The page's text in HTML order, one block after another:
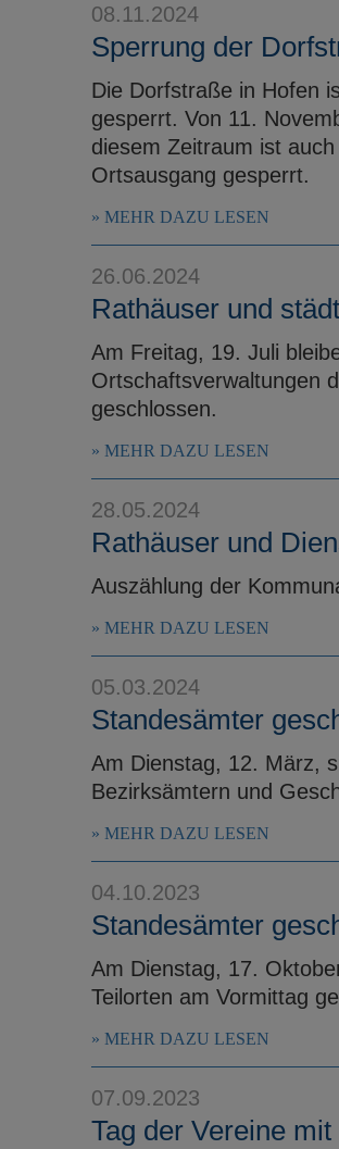
08.11.2024
Sperrung der
Die Dorfstraße in Hofen
gesperrt. Von 11.
diesem Zeitraum ist
Ortsausgang gesperrt.
MEHR DAZU LESEN
26.06.2024
Rathäuser und
Am Freitag, 19. Juli
Ortschaftsverwaltungen
geschlossen.
MEHR DAZU LESEN
28.05.2024
Rathäuser und
Auszählung der
MEHR DAZU LESEN
05.03.2024
Standesämter
Am Dienstag, 12. März,
Bezirksämtern und
MEHR DAZU LESEN
04.10.2023
Standesämter
Am Dienstag, 17.
Teilorten am Vormittag
MEHR DAZU LESEN
07.09.2023
Tag der Vereine